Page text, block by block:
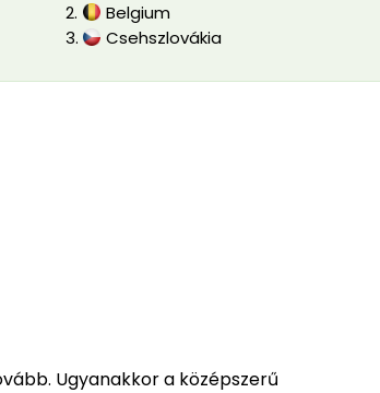
2.
Belgium
3.
Csehszlovákia
Ugyanakkor a középszerű